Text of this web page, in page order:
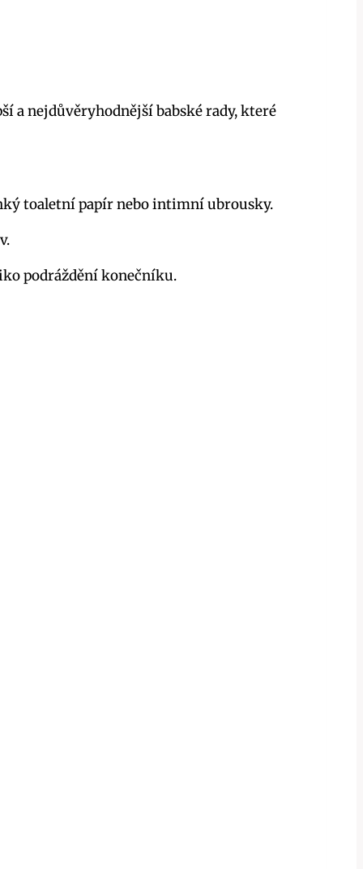
a nejdůvěryhodnější babské rady, které
toaletní ‌papír‌ nebo intimní ubrousky.
podráždění konečníku.